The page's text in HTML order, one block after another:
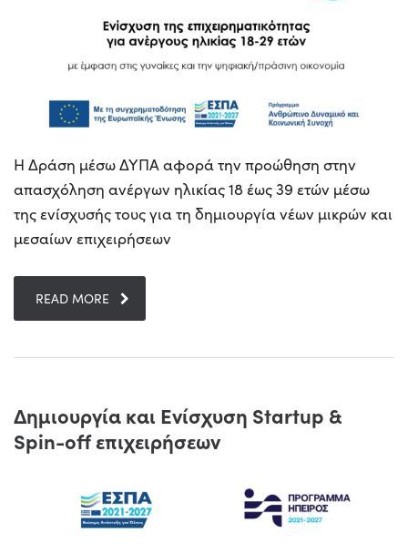
Η Δράση μέσω ΔΥΠΑ αφορά την προώθηση στην
απασχόληση ανέργων ηλικίας 18 έως 39 ετών μέσω
της ενίσχυσής τους για τη δημιουργία νέων μικρών και
μεσαίων επιχειρήσεων
READ MORE
Δημιουργία και Ενίσχυση Startup &
Spin-off επιχειρήσεων